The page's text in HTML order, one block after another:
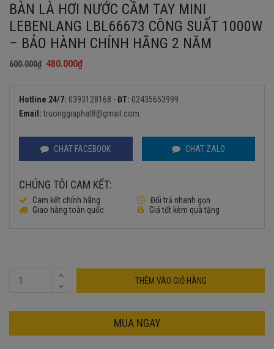
BÀN LÀ HƠI NƯỚC CẦM TAY MINI
LEBENLANG LBL66673 CÔNG SUẤT 1000W
– BẢO HÀNH CHÍNH HÃNG 2 NĂM
600.000₫
600.000₫.
480.000₫
Hotline 24/7: 0393128168 -ĐT: 02435653999
Email: truonggiaphat8@gmail.com
CHAT FACEBOOK CHAT ZALO
CHÚNG TÔI CAM KẾT:
Cam kết chính hãng
Đổi trả nhanh gọn
Giao hàng toàn quốc
Giá tốt kèm quà tặng
THÊM VÀO GIỎ HÀNG
MUA NGAY